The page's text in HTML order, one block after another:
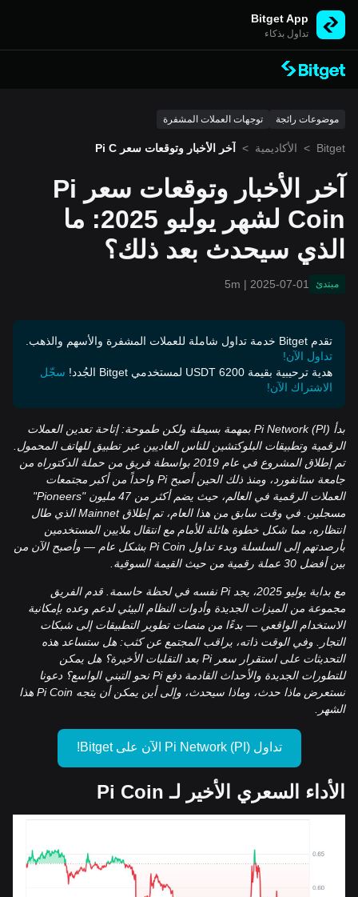
Bitget App
تداول بذكاء
موضوعات رائجة توجهات العملات المشفرة
Bitget
> الأكاديمية >
آخر الأخبار وتوقعات سعر Pi C
آخر الأخبار وتوقعات سعر Pi
Coin لشهر يوليو 2025: ما
الذي سيحدث بعد ذلك؟
مبتدئ 2025-07-01
|
5m
تقدم Bitget خدمة تداول شاملة للعملات المشفرة والأسهم والذهب.
تداول الآن!
هدية ترحيبية بقيمة 6200 USDT لمستخدمي Bitget الجُدد!
سجّل
الاشتراك الآن!
بدأ Pi Network (PI) بمهمة بسيطة ولكن طموحة: إتاحة تعدين العملات
الرقمية وتطبيقات البلوكتشين للناس العاديين عبر تطبيق للهاتف المحمول.
تم إطلاق المشروع في عام 2019 بواسطة فريق من حملة الدكتوراه من
جامعة ستانفورد، ومنذ ذلك الحين أصبح Pi واحداً من أكبر مجتمعات
العملات الرقمية في العالم، حيث يضم أكثر من 47 مليون "Pioneers"
مسجلين. في وقت سابق من هذا العام، تم إطلاق Mainnet الذي طال
انتظاره، مما شكل خطوة هائلة للأمام مع انتقال ملايين المستخدمين
بأرصدتهم إلى السلسلة وبدء تداول Pi Coin بشكل عام — وأصبح الآن من
بين أفضل 30 عملة رقمية من حيث القيمة السوقية.
مع بداية يوليو 2025، يجد Pi نفسه في لحظة حاسمة. قدم الفريق
مجموعة من الميزات الجديدة وأدوات النظام البيئي لدعم وعده بإمكانية
الاستخدام الواقعي — بدءًا من منصات تطوير التطبيقات إلى شبكات
التجار. وفي الوقت ذاته، يراقب المجتمع عن كثب: هل ستساعد هذه
التحديثات على استقرار سعر Pi بعد التقلبات الأخيرة؟ هل يمكن
للتطورات الجديدة والأحداث القادمة دفع Pi نحو التبني الواسع؟ دعونا
نستعرض ماذا حدث، وماذا سيحدث، وإلى أين يمكن أن يتجه Pi Coin هذا
الشهر.
تداول Pi Network (PI) الآن على Bitget!
الأداء السعري الأخير لـ Pi Coin